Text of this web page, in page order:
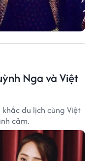
Nga và Việt
du lịch cùng Việt
cảm.